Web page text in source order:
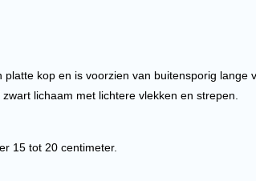
kop en is voorzien van buitensporig lange
lichaam met lichtere vlekken en strepen.
15 tot 20 centimeter.